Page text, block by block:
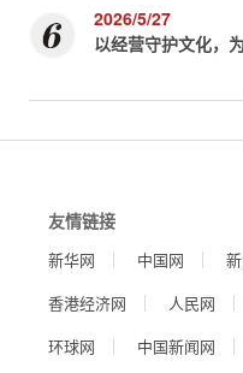
2026/5/27
以经营守护文化，
友情链接
新华网 中国网
香港经济网
人民网
环球网
中国新闻网